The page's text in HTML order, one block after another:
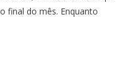
final do mês. Enquanto